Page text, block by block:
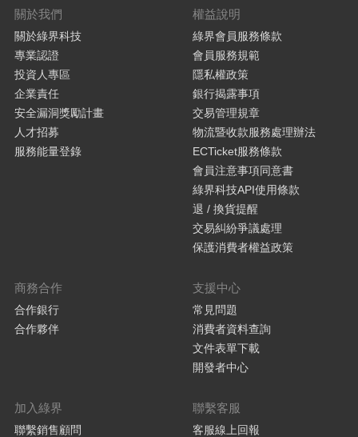
關於我們
關於綠界科技
專業認證
投資人專區
企業責任
安全漏洞獎勵計畫
人才招募
服務能量登錄
權益說明
綠界會員服務條款
會員服務規範
隱私權政策
銀行揭露事項
交易管理規章
物流暨收款服務處理辦法
ECTicket服務條款
會員注意事項同意書
綠界科技API使用條款
退 / 換貨提醒
交易糾紛爭議處理
保護消費者權益政策
商務合作
合作銀行
合作夥伴
支援中心
常見問題
消費者資料查詢
文件表單下載
開發者中心
加入綠界
聯繫銷售顧問
聯繫客服
客服線上回報